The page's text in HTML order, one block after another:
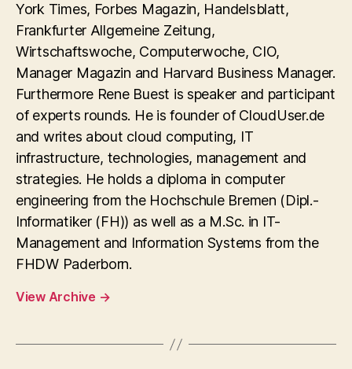
York Times, Forbes Magazin, Handelsblatt,
Frankfurter Allgemeine Zeitung,
Wirtschaftswoche, Computerwoche, CIO,
Manager Magazin and Harvard Business Manager.
Furthermore Rene Buest is speaker and participant
of experts rounds. He is founder of CloudUser.de
and writes about cloud computing, IT
infrastructure, technologies, management and
strategies. He holds a diploma in computer
engineering from the Hochschule Bremen (Dipl.-
Informatiker (FH)) as well as a M.Sc. in IT-
Management and Information Systems from the
FHDW Paderborn.
View Archive →